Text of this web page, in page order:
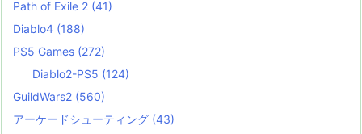
Path of Exile 2 (41)
Diablo4 (188)
PS5 Games (272)
Diablo2-PS5 (124)
GuildWars2 (560)
アーケードシューティング (43)